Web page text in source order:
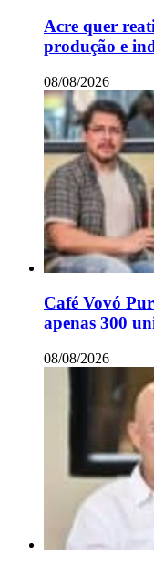
Acre quer
produção e
08/08/2026
Café Vovó
apenas 300
08/08/2026